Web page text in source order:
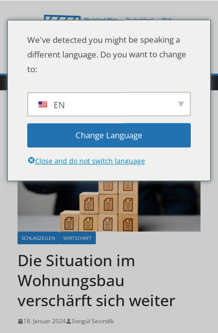
Inhalt
SCHLAGZEILEN WIRTSCHAFT
Die Situation im
Wohnungsbau
verschärft sich weiter
18. Januar 2024 Songül Sevindik
We've detected you might be speaking a
different language. Do you want to change
to:
EN
Change Language
Close and do not switch language